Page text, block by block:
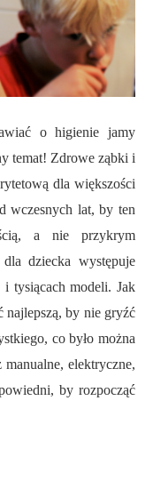
o higienie jamy
temat! Zdrowe ząbki i
dla większości
wczesnych lat, by ten
a nie przykrym
dziecka występuje
tysiącach modeli. Jak
najlepszą, by nie gryźć
co było można
elektryczne,
by rozpocząć